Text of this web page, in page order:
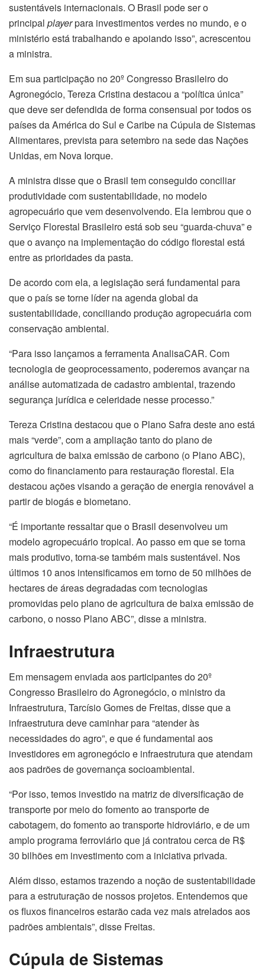
sustentáveis internacionais. O Brasil pode ser o
principal playerpara investimentos verdes no mundo, e o
ministério está trabalhando e apoiando isso”, acrescentou
a ministra.
Em sua participação no 20º Congresso Brasileiro do
Agronegócio, Tereza Cristina destacou a “política única”
que deve ser defendida de forma consensual por todos os
países da América do Sul e Caribe na Cúpula de Sistemas
Alimentares, prevista para setembro na sede das Nações
Unidas, em Nova Iorque.
A ministra disse que o Brasil tem conseguido conciliar
produtividade com sustentabilidade, no modelo
agropecuário que vem desenvolvendo. Ela lembrou que o
Serviço Florestal Brasileiro está sob seu “guarda-chuva” e
que o avanço na implementação do código florestal está
entre as prioridades da pasta.
De acordo com ela, a legislação será fundamental para
que o país se torne líder na agenda global da
sustentabilidade, conciliando produção agropecuária com
conservação ambiental.
“Para isso lançamos a ferramenta AnalisaCAR. Com
tecnologia de geoprocessamento, poderemos avançar na
análise automatizada de cadastro ambiental, trazendo
segurança jurídica e celeridade nesse processo.”
Tereza Cristina destacou que o Plano Safra deste ano está
mais “verde”, com a ampliação tanto do plano de
agricultura de baixa emissão de carbono (o Plano ABC),
como do financiamento para restauração florestal. Ela
destacou ações visando a geração de energia renovável a
partir de biogás e biometano.
“É importante ressaltar que o Brasil desenvolveu um
modelo agropecuário tropical. Ao passo em que se torna
mais produtivo, torna-se também mais sustentável. Nos
últimos 10 anos intensificamos em torno de 50 milhões de
hectares de áreas degradadas com tecnologias
promovidas pelo plano de agricultura de baixa emissão de
carbono, o nosso Plano ABC”, disse a ministra.
Infraestrutura
Em mensagem enviada aos participantes do 20º
Congresso Brasileiro do Agronegócio, o ministro da
Infraestrutura, Tarcísio Gomes de Freitas, disse que a
infraestrutura deve caminhar para “atender às
necessidades do agro”, e que é fundamental aos
investidores em agronegócio e infraestrutura que atendam
aos padrões de governança socioambiental.
“Por isso, temos investido na matriz de diversificação de
transporte por meio do fomento ao transporte de
cabotagem, do fomento ao transporte hidroviário, e de um
amplo programa ferroviário que já contratou cerca de R$
30 bilhões em investimento com a iniciativa privada.
Além disso, estamos trazendo a noção de sustentabilidade
para a estruturação de nossos projetos. Entendemos que
os fluxos financeiros estarão cada vez mais atrelados aos
padrões ambientais”, disse Freitas.
Cúpula de Sistemas